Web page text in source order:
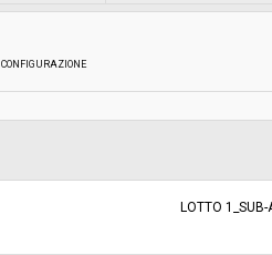
CONFIGURAZIONE
LOTTO